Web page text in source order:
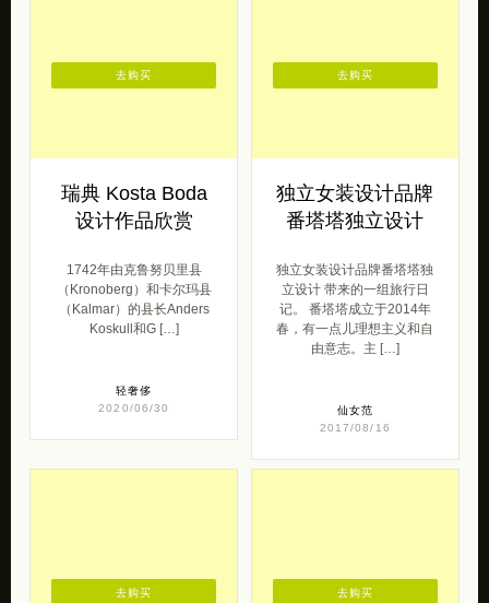
瑞典 Kosta Boda
设计作品欣赏
1742年由克鲁努贝里县
（Kronoberg）和卡尔玛县
（Kalmar）的县长Anders
Koskull和G […]
轻奢侈
2020/06/30
去购买
独立女装设计品牌
番塔塔独立设计
独立女装设计品牌番塔塔独
立设计 带来的一组旅行日
记。 番塔塔成立于2014年
春，有一点儿理想主义和自
由意志。主 […]
仙女范
2017/08/16
去购买
去购买 去购买